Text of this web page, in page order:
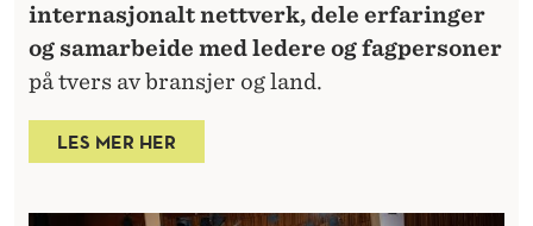
internasjonalt nettverk, dele erfaringer
og samarbeide med ledere og fagpersoner
på tvers av bransjer og land.
LES MER HER